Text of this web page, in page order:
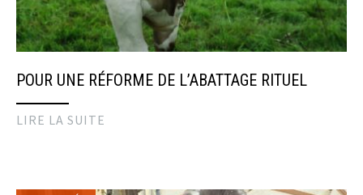
POUR UNE RÉFORME DE L’ABATTAGE RITUEL
LIRE LA SUITE